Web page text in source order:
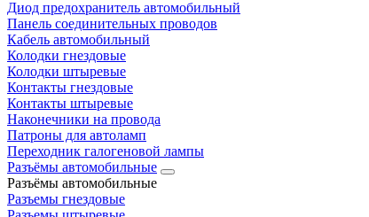
Диод предохранитель автомобильный
Панель соединительных проводов
Кабель автомобильный
Колодки гнездовые
Колодки штыревые
Контакты гнездовые
Контакты штыревые
Наконечники на провода
Патроны для автоламп
Переходник галогеновой лампы
Разъёмы автомобильные
Разъёмы автомобильные
Разъемы гнездовые